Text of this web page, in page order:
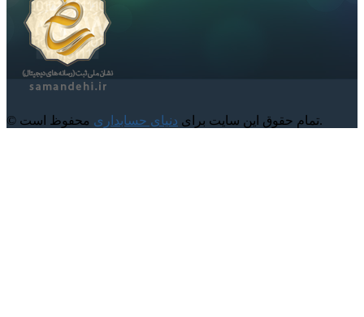
© تمام حقوق این سایت برای دنیای حسابداری محفوظ است.